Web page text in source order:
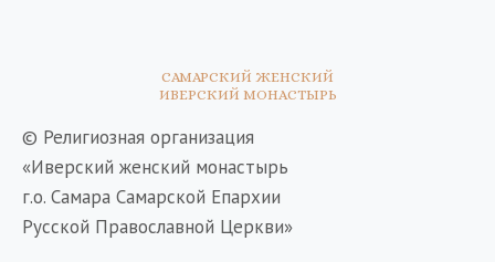
САМАРСКИЙ ЖЕНСКИЙ
ИВЕРСКИЙ МОНАСТЫРЬ
© Религиозная организация
«Иверский женский монастырь
г.о. Самара Самарской Епархии
Русской Православной Церкви»